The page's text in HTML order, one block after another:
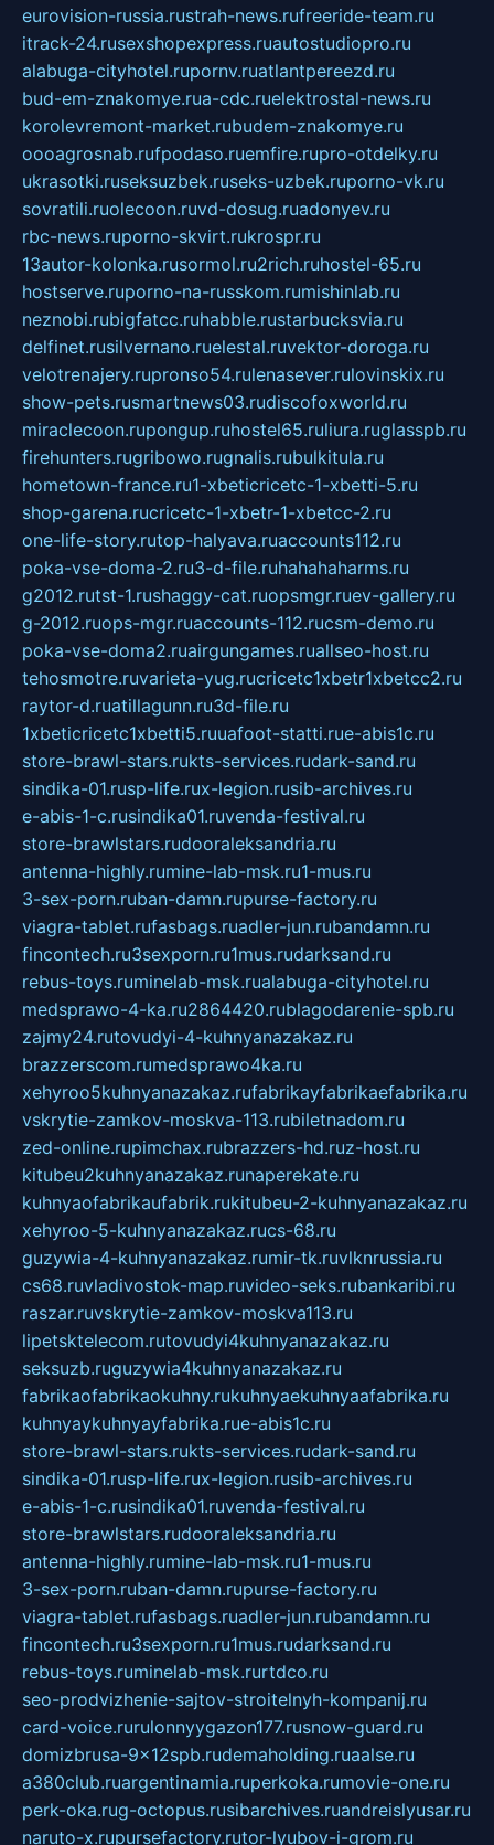
eurovision-russia.rustrah-news.rufreeride-team.ru
itrack-24.rusexshopexpress.ruautostudiopro.ru
alabuga-cityhotel.rupornv.ruatlantpereezd.ru
bud-em-znakomye.rua-cdc.ruelektrostal-news.ru
korolevremont-market.rubudem-znakomye.ru
oooagrosnab.rufpodaso.ruemfire.rupro-otdelky.ru
ukrasotki.ruseksuzbek.ruseks-uzbek.ruporno-vk.ru
sovratili.ruolecoon.ruvd-dosug.ruadonyev.ru
rbc-news.ruporno-skvirt.rukrospr.ru
13autor-kolonka.rusormol.ru2rich.ruhostel-65.ru
hostserve.ruporno-na-russkom.rumishinlab.ru
neznobi.rubigfatcc.ruhabble.rustarbucksvia.ru
delfinet.rusilvernano.ruelestal.ruvektor-doroga.ru
velotrenajery.rupronso54.rulenasever.rulovinskix.ru
show-pets.rusmartnews03.rudiscofoxworld.ru
miraclecoon.rupongup.ruhostel65.ruliura.ruglasspb.ru
firehunters.rugribowo.rugnalis.rubulkitula.ru
hometown-france.ru1-xbeticricetc-1-xbetti-5.ru
shop-garena.rucricetc-1-xbetr-1-xbetcc-2.ru
one-life-story.rutop-halyava.ruaccounts112.ru
poka-vse-doma-2.ru3-d-file.ruhahahaharms.ru
g2012.rutst-1.rushaggy-cat.ruopsmgr.ruev-gallery.ru
g-2012.ruops-mgr.ruaccounts-112.rucsm-demo.ru
poka-vse-doma2.ruairgungames.ruallseo-host.ru
tehosmotre.ruvarieta-yug.rucricetc1xbetr1xbetcc2.ru
raytor-d.ruatillagunn.ru3d-file.ru
1xbeticricetc1xbetti5.ruuafoot-statti.rue-abis1c.ru
store-brawl-stars.rukts-services.rudark-sand.ru
sindika-01.rusp-life.rux-legion.rusib-archives.ru
e-abis-1-c.rusindika01.ruvenda-festival.ru
store-brawlstars.rudooraleksandria.ru
antenna-highly.rumine-lab-msk.ru1-mus.ru
3-sex-porn.ruban-damn.rupurse-factory.ru
viagra-tablet.rufasbags.ruadler-jun.rubandamn.ru
fincontech.ru3sexporn.ru1mus.rudarksand.ru
rebus-toys.ruminelab-msk.rualabuga-cityhotel.ru
medsprawo-4-ka.ru2864420.rublagodarenie-spb.ru
zajmy24.rutovudyi-4-kuhnyanazakaz.ru
brazzerscom.rumedsprawo4ka.ru
xehyroo5kuhnyanazakaz.rufabrikayfabrikaefabrika.ru
vskrytie-zamkov-moskva-113.rubiletnadom.ru
zed-online.rupimchax.rubrazzers-hd.ruz-host.ru
kitubeu2kuhnyanazakaz.runaperekate.ru
kuhnyaofabrikaufabrik.rukitubeu-2-kuhnyanazakaz.ru
xehyroo-5-kuhnyanazakaz.rucs-68.ru
guzywia-4-kuhnyanazakaz.rumir-tk.ruvlknrussia.ru
cs68.ruvladivostok-map.ruvideo-seks.rubankaribi.ru
raszar.ruvskrytie-zamkov-moskva113.ru
lipetsktelecom.rutovudyi4kuhnyanazakaz.ru
seksuzb.ruguzywia4kuhnyanazakaz.ru
fabrikaofabrikaokuhny.rukuhnyaekuhnyaafabrika.ru
kuhnyaykuhnyayfabrika.rue-abis1c.ru
store-brawl-stars.rukts-services.rudark-sand.ru
sindika-01.rusp-life.rux-legion.rusib-archives.ru
e-abis-1-c.rusindika01.ruvenda-festival.ru
store-brawlstars.rudooraleksandria.ru
antenna-highly.rumine-lab-msk.ru1-mus.ru
3-sex-porn.ruban-damn.rupurse-factory.ru
viagra-tablet.rufasbags.ruadler-jun.rubandamn.ru
fincontech.ru3sexporn.ru1mus.rudarksand.ru
rebus-toys.ruminelab-msk.rurtdco.ru
seo-prodvizhenie-sajtov-stroitelnyh-kompanij.ru
card-voice.rurulonnyygazon177.rusnow-guard.ru
domizbrusa-9x12spb.rudemaholding.ruaalse.ru
a380club.ruargentinamia.ruperkoka.rumovie-one.ru
perk-oka.rug-octopus.rusibarchives.ruandreislyusar.ru
naruto-x.rupursefactory.rutor-lyubov-i-grom.ru